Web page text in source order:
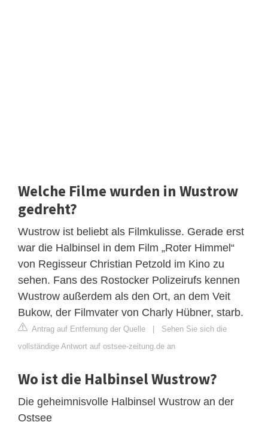
Welche Filme wurden in Wustrow
gedreht?
Wustrow ist beliebt als Filmkulisse. Gerade erst
war die Halbinsel in dem Film „Roter Himmel“
von Regisseur Christian Petzold im Kino zu
sehen. Fans des Rostocker Polizeirufs kennen
Wustrow außerdem als den Ort, an dem Veit
Bukow, der Filmvater von Charly Hübner, starb.
Antrag auf Entfernung der Quelle | Sehen Sie sich die
vollständige Antwort auf ostsee-zeitung.de an
Wo ist die Halbinsel Wustrow?
Die geheimnisvolle Halbinsel Wustrow an der
Ostsee